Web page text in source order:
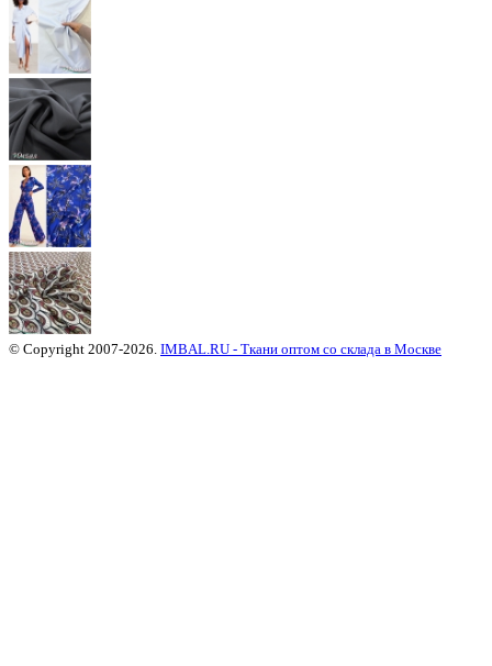
© Copyright 2007-2026. IMBAL.RU - Ткани оптом со склада в Москве